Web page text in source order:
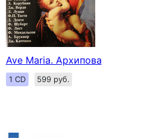
Ave Maria. Архипова
1 CD 599 руб.